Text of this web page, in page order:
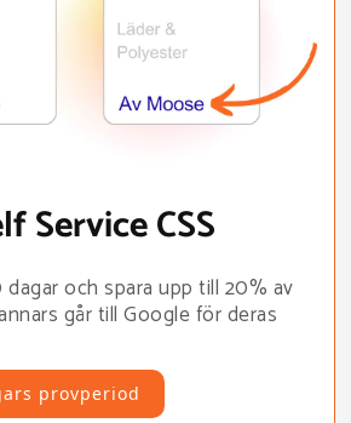
Service CSS
och spara upp till 20% av
går till Google för deras
provperiod